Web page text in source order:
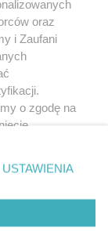
oraz
i Zaufani
o zgodę na
prywatności
zgody
takiemu
USTAWIENIA